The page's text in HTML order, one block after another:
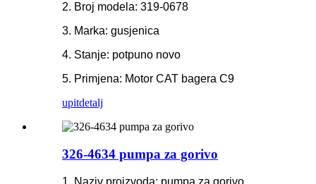
2. Broj modela: 319-0678
3. Marka: gusjenica
4. Stanje: potpuno novo
5. Primjena: Motor CAT bagera C9
upitdetalj
326-4634 pumpa za gorivo
1. Naziv proizvoda: pumpa za gorivo